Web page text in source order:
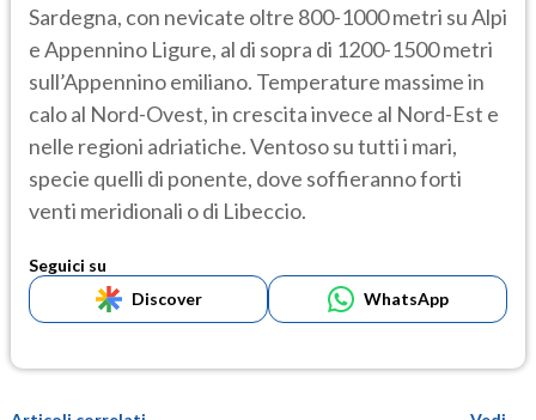
Sardegna, con nevicate oltre 800-1000 metri su Alpi
e Appennino Ligure, al di sopra di 1200-1500 metri
sull’Appennino emiliano. Temperature massime in
calo al Nord-Ovest, in crescita invece al Nord-Est e
nelle regioni adriatiche. Ventoso su tutti i mari,
specie quelli di ponente, dove soffieranno forti
venti meridionali o di Libeccio.
Seguici su
Discover
WhatsApp